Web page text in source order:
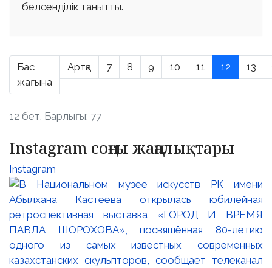
белсенділік танытты.
Бас
жағына
Артқа 7 8 9 10 11 12 13
12 бет. Барлығы: 77
Instagram соңғы жаңалықтары
Instagram